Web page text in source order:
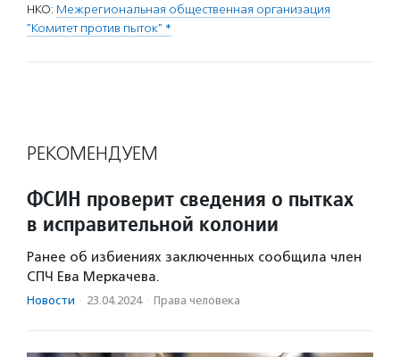
НКО: Межрегиональная общественная организация
"Комитет против пыток" *
РЕКОМЕНДУЕМ
ФСИН проверит сведения о пытках
в исправительной колонии
Ранее об избиениях заключенных сообщила член
СПЧ Ева Меркачева.
Новости · 23.04.2024 · Права человека